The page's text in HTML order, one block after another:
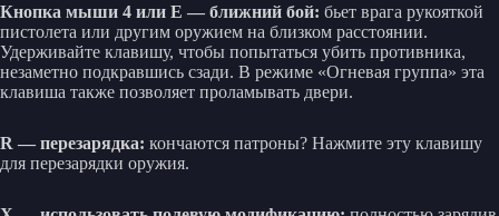
Кнопка мыши 4 или E — ближний бой: бьет врага рукояткой
пистолета или другим оружием на близком расстоянии.
Удерживайте клавишу, чтобы попытаться убить противника,
незаметно подкравшись сзади. В режиме «Огневая группа» эта
клавиша также позволяет проламывать двери.
R — перезарядка: кончаются патроны? Нажмите эту клавишу
для перезарядки оружия.